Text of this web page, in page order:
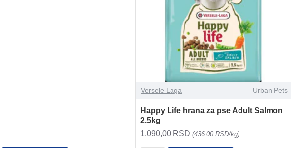
Versele Laga Urban Pets
Happy Life hrana za pse Adult Salmon
2.5kg
1.090,00 RSD(436,00 RSD/kg)